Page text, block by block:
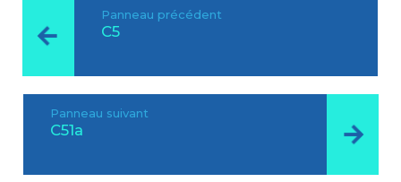
Panneau précédent
C5
Panneau suivant
C51a